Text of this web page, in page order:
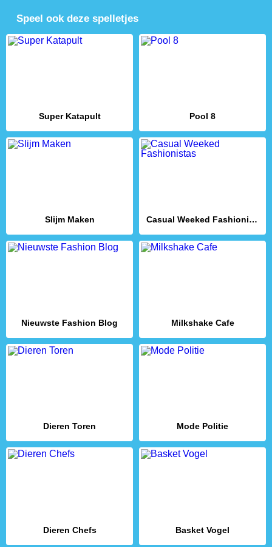
Speel ook deze spelletjes
Super Katapult Pool 8
Slijm Maken Casual Weeked Fashionistas
Nieuwste Fashion Blog Milkshake Cafe
Dieren Toren Mode Politie
Dieren Chefs Basket Vogel